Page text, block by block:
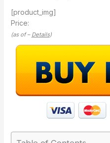
[product_img]
Price:
(as of – Details)